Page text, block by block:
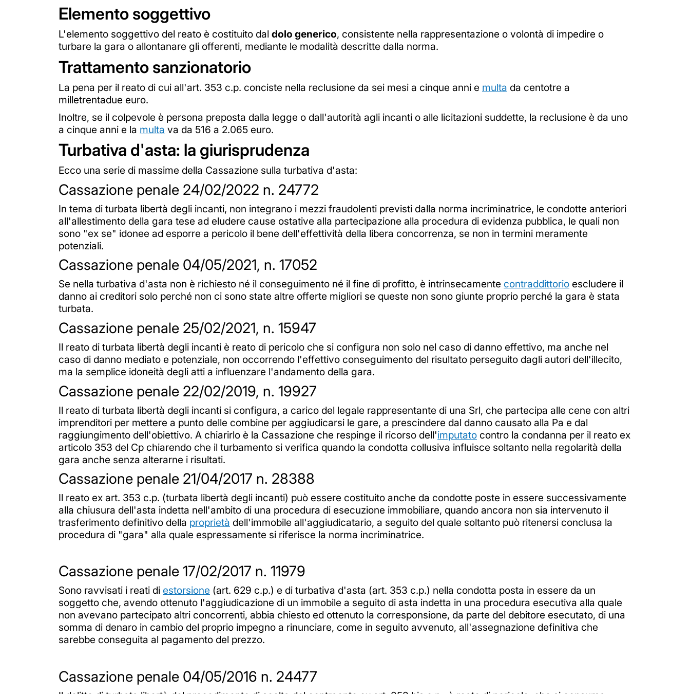
Elemento soggettivo
L'elemento soggettivo del reato è costituito dal dolo generico, consistente nella rappresentazione o volontà di impedire o
turbare la gara o allontanare gli offerenti, mediante le modalità descritte dalla norma.
Trattamento sanzionatorio
La pena per il reato di cui all'art. 353 c.p. conciste nella reclusione da sei mesi a cinque anni e multa da centotre a
milletrentadue euro.
Inoltre, se il colpevole è persona preposta dalla legge o dall'autorità agli incanti o alle licitazioni suddette, la reclusione è da uno
a cinque anni e la multa va da 516 a 2.065 euro.
Turbativa d'asta: la giurisprudenza
Ecco una serie di massime della Cassazione sulla turbativa d'asta:
Cassazione penale 24/02/2022 n. 24772
In tema di turbata libertà degli incanti, non integrano i mezzi fraudolenti previsti dalla norma incriminatrice, le condotte anteriori
all'allestimento della gara tese ad eludere cause ostative alla partecipazione alla procedura di evidenza pubblica, le quali non
sono "ex se" idonee ad esporre a pericolo il bene dell'effettività della libera concorrenza, se non in termini meramente
potenziali.
Cassazione penale 04/05/2021, n. 17052
Se nella turbativa d'asta non è richiesto né il conseguimento né il fine di profitto, è intrinsecamente contraddittorio escludere il
danno ai creditori solo perché non ci sono state altre offerte migliori se queste non sono giunte proprio perché la gara è stata
turbata.
Cassazione penale 25/02/2021, n. 15947
Il reato di turbata libertà degli incanti è reato di pericolo che si configura non solo nel caso di danno effettivo, ma anche nel
caso di danno mediato e potenziale, non occorrendo l'effettivo conseguimento del risultato perseguito dagli autori dell'illecito,
ma la semplice idoneità degli atti a influenzare l'andamento della gara.
Cassazione penale 22/02/2019, n. 19927
Il reato di turbata libertà degli incanti si configura, a carico del legale rappresentante di una Srl, che partecipa alle cene con altri
imprenditori per mettere a punto delle combine per aggiudicarsi le gare, a prescindere dal danno causato alla Pa e dal
raggiungimento dell'obiettivo. A chiarirlo è la Cassazione che respinge il ricorso dell'imputato contro la condanna per il reato ex
articolo 353 del Cp chiarendo che il turbamento si verifica quando la condotta collusiva influisce soltanto nella regolarità della
gara anche senza alterarne i risultati.
Cassazione penale 21/04/2017 n. 28388
Il reato ex art. 353 c.p. (turbata libertà degli incanti) può essere costituito anche da condotte poste in essere successivamente
alla chiusura dell'asta indetta nell'ambito di una procedura di esecuzione immobiliare, quando ancora non sia intervenuto il
trasferimento definitivo della proprietà dell'immobile all'aggiudicatario, a seguito del quale soltanto può ritenersi conclusa la
procedura di "gara" alla quale espressamente si riferisce la norma incriminatrice.
Cassazione penale 17/02/2017 n. 11979
Sono ravvisati i reati di estorsione (art. 629 c.p.) e di turbativa d'asta (art. 353 c.p.) nella condotta posta in essere da un
soggetto che, avendo ottenuto l'aggiudicazione di un immobile a seguito di asta indetta in una procedura esecutiva alla quale
non avevano partecipato altri concorrenti, abbia chiesto ed ottenuto la corresponsione, da parte del debitore esecutato, di una
somma di denaro in cambio del proprio impegno a rinunciare, come in seguito avvenuto, all'assegnazione definitiva che
sarebbe conseguita al pagamento del prezzo.
Cassazione penale 04/05/2016 n. 24477